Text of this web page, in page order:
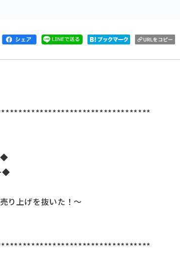
◆
◆
り上げを抜いた！～